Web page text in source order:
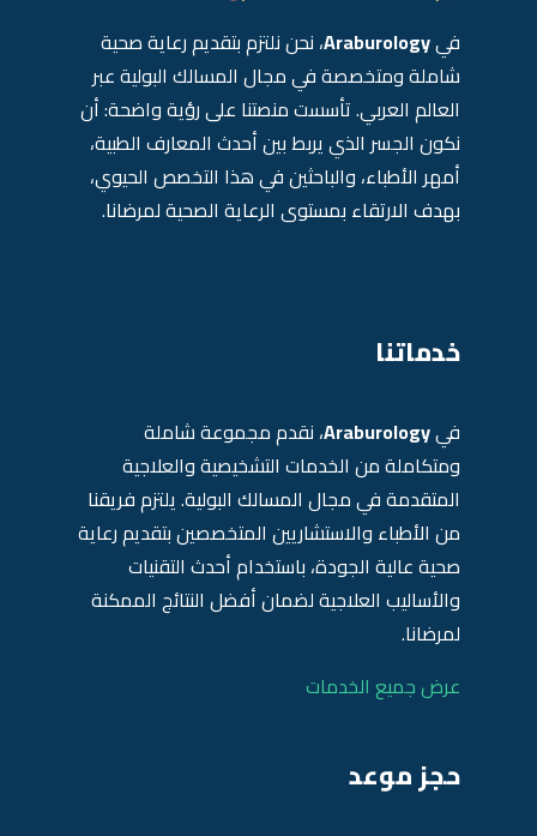
فيAraburology، نحن نلتزم بتقديم رعاية صحية
شاملة ومتخصصة في مجال المسالك البولية عبر
العالم العربي. تأسست منصتنا على رؤية واضحة: أن
نكون الجسر الذي يربط بين أحدث المعارف الطبية،
أمهر الأطباء، والباحثين في هذا التخصص الحيوي،
بهدف الارتقاء بمستوى الرعاية الصحية لمرضانا.
خدماتنا
فيAraburology، نقدم مجموعة شاملة
ومتكاملة من الخدمات التشخيصية والعلاجية
المتقدمة في مجال المسالك البولية. يلتزم فريقنا
من الأطباء والاستشاريين المتخصصين بتقديم رعاية
صحية عالية الجودة، باستخدام أحدث التقنيات
والأساليب العلاجية لضمان أفضل النتائج الممكنة
لمرضانا.
عرض جميع الخدمات
حجز موعد